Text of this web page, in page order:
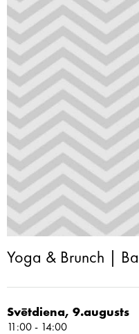
Yoga & Brunch |
Svētdiena, 9.augusts
11:00 - 14:00